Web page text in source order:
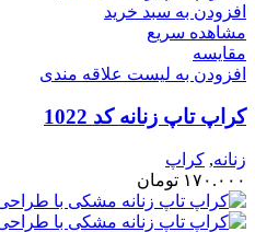
افزودن به سبد خرید
مشاهده سریع
مقایسه
افزودن به لیست علاقه مندی
کراپ تاپ زنانه کد 1022
زنانه, کراپ
۱۷۰.۰۰۰ تومان